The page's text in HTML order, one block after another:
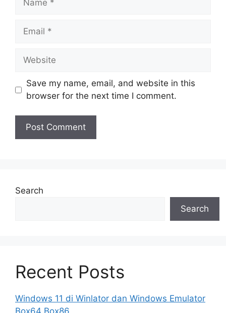
Email
Website
Save my name, email, and website in this
browser for the next time I comment.
Search
Search
Recent Posts
Windows 11 di Winlator dan Windows Emulator
Box64 Box86